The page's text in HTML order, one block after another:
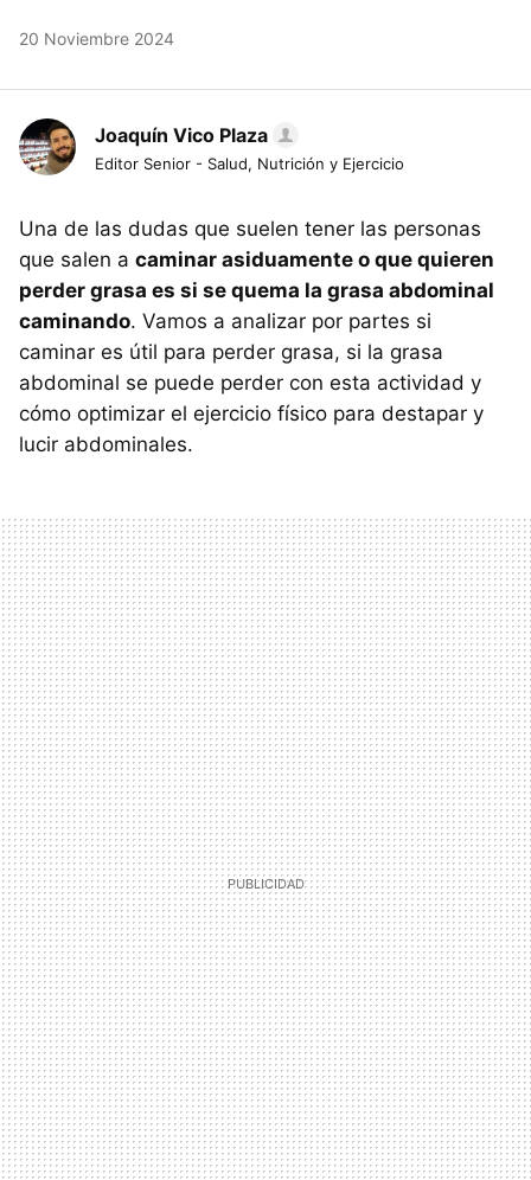
20 Noviembre 2024
Joaquín Vico Plaza
Editor Senior - Salud, Nutrición y Ejercicio
Una de las dudas que suelen tener las personas
que salen a caminar asiduamente o que quieren
perder grasa es si se quema la grasa abdominal
caminando. Vamos a analizar por partes si
caminar es útil para perder grasa, si la grasa
abdominal se puede perder con esta actividad y
cómo optimizar el ejercicio físico para destapar y
lucir abdominales.